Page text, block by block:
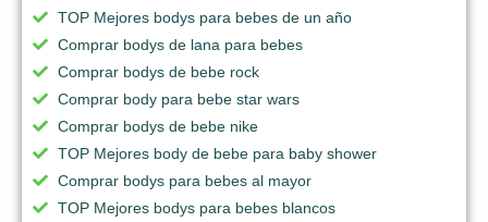
TOP Mejores bodys para bebes de un año
Comprar bodys de lana para bebes
Comprar bodys de bebe rock
Comprar body para bebe star wars
Comprar bodys de bebe nike
TOP Mejores body de bebe para baby shower
Comprar bodys para bebes al mayor
TOP Mejores bodys para bebes blancos